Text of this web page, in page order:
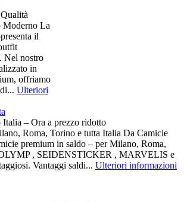
Moderno La
il
Nel nostro
in
offriamo
Ulteriori
– Ora a prezzo ridotto
Roma, Torino e tutta Italia Da Camicie
premium in saldo – per Milano, Roma,
, SEIDENSTICKER , MARVELIS e
Vantaggi saldi... Ulteriori informazioni